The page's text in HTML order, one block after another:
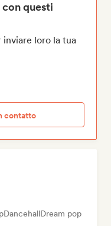
Damso, Orelsan,
una playlist rap
maggiori
più vasto.
state cercando di
nelle loro playlist
loro playlist rap.
questi
loro la tua
contatto
DancehallDream pop